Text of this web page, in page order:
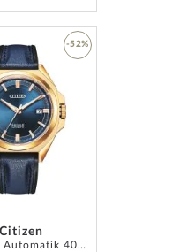
Citizen
Series 8 Automatik 40mm
-52%
WUNSCHLISTE